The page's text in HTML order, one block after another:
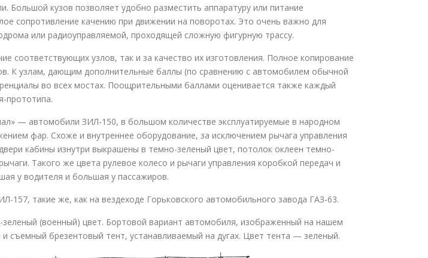
Большой кузов позволяет удобно разместить аппаратуру или питание
сопротивление качению при движении на поворотах. Это очень важно для
или радиоуправляемой, проходящей сложную фигурную трассу.
соответствующих узлов, так и за качество их изготовления. Полное копирование
К узлам, дающим дополнительные баллы (по сравнению с автомобилем обычной
во всех мостах. Поощрительными баллами оценивается также каждый
прототипа.
— автомобили ЗИЛ-150, в большом количестве эксплуатируемые в народном
фар. Схоже и внутреннее оборудование, за исключением рычага управления
кабины изнутри выкрашены в темно-зеленый цвет, потолок оклеен темно-
Такого же цвета рулевое колесо и рычаги управления коробкой передач и
у водителя и большая у пассажиров.
такие же, как на вездеходе Горьковского автомобильного завода ГАЗ-63.
(военный) цвет. Бортовой вариант автомобиля, изображенный на нашем
съемный брезентовый тент, устанавливаемый на дугах. Цвет тента — зеленый.